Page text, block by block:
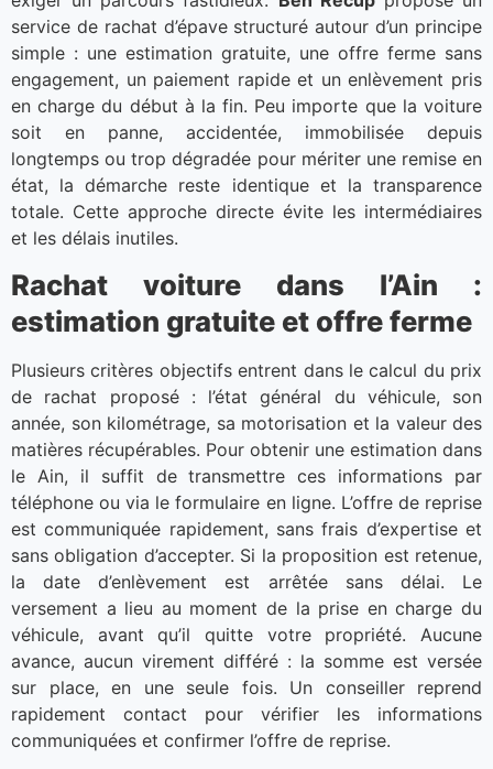
service de rachat d’épave structuré autour d’un principe
simple : une estimation gratuite, une offre ferme sans
engagement, un paiement rapide et un enlèvement pris
en charge du début à la fin. Peu importe que la voiture
soit en panne, accidentée, immobilisée depuis
longtemps ou trop dégradée pour mériter une remise en
état, la démarche reste identique et la transparence
totale. Cette approche directe évite les intermédiaires
et les délais inutiles.
Rachat voiture dans l’Ain :
estimation gratuite et offre ferme
Plusieurs critères objectifs entrent dans le calcul du prix
de rachat proposé : l’état général du véhicule, son
année, son kilométrage, sa motorisation et la valeur des
matières récupérables. Pour obtenir une estimation dans
le Ain, il suffit de transmettre ces informations par
téléphone ou via le formulaire en ligne. L’offre de reprise
est communiquée rapidement, sans frais d’expertise et
sans obligation d’accepter. Si la proposition est retenue,
la date d’enlèvement est arrêtée sans délai. Le
versement a lieu au moment de la prise en charge du
véhicule, avant qu’il quitte votre propriété. Aucune
avance, aucun virement différé : la somme est versée
sur place, en une seule fois. Un conseiller reprend
rapidement contact pour vérifier les informations
communiquées et confirmer l’offre de reprise.